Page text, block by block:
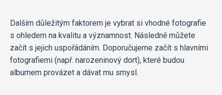
Dalším důležitým faktorem je vybrat si vhodné fotografie
s ohledem na kvalitu a významnost. Následně můžete
začít s jejich uspořádáním. Doporučujeme začít s hlavními
fotografiemi (např. narozeninový dort), které budou
albumem provázet a dávat mu smysl.